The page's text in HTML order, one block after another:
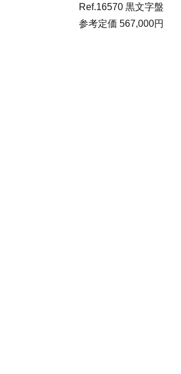
Ref.16570 黒文字盤
参考定価 567,000円